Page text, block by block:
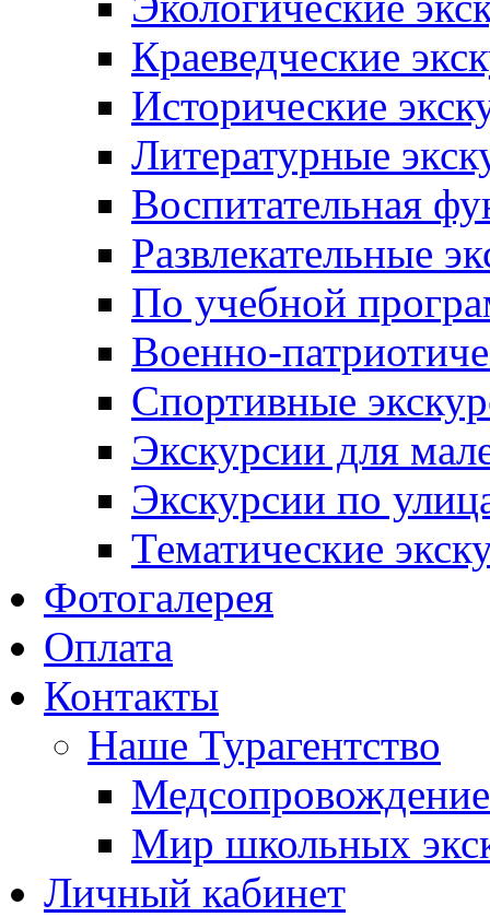
Краеведческие
Исторические
Литературные
Воспитательная
Развлекательные
По учебной
Военно-
Спортивные
Экскурсии для
Экскурсии по
Тематические
Фотогалерея
Оплата
Контакты
Наше Турагентство
Медсопровождение
Мир школьных
Личный кабинет